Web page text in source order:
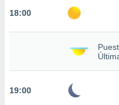
de que
el sitio
para
18:00
19:00